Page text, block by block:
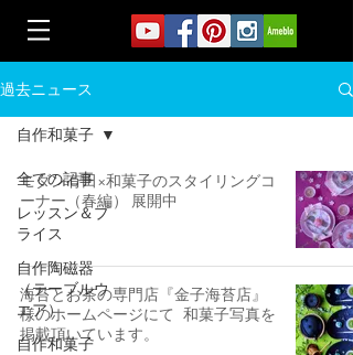
過去ニュース
全ての記事
レッスン＆プ
ライス
自作陶磁器
（テーブルウ
エア）
自作和菓子
自作和菓子
モダン有田×和菓子のスタイリングコ
ーナー（春編） 展開中
海苔とお茶の専門店『金子海苔店』
様のホームページにて 和菓子写真を
掲載頂いています。